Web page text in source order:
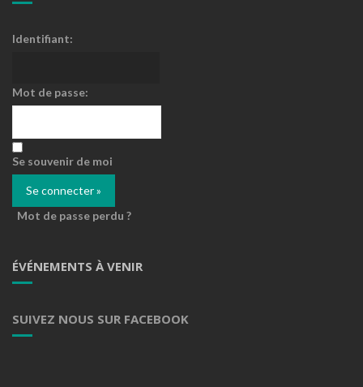
Identifiant:
Mot de passe:
Se souvenir de moi
Mot de passe perdu ?
ÉVÉNEMENTS À VENIR
SUIVEZ NOUS SUR FACEBOOK